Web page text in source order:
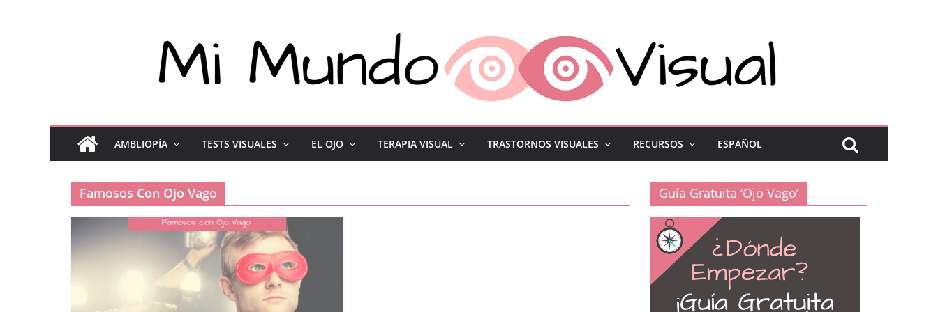
AMBLIOPÍA TESTS VISUALES EL OJO TERAPIA VISUAL TRASTORNOS VISUALES RECURSOS ESPAÑOL
Famosos Con Ojo Vago Guía Gratuita ‘Ojo Vago’